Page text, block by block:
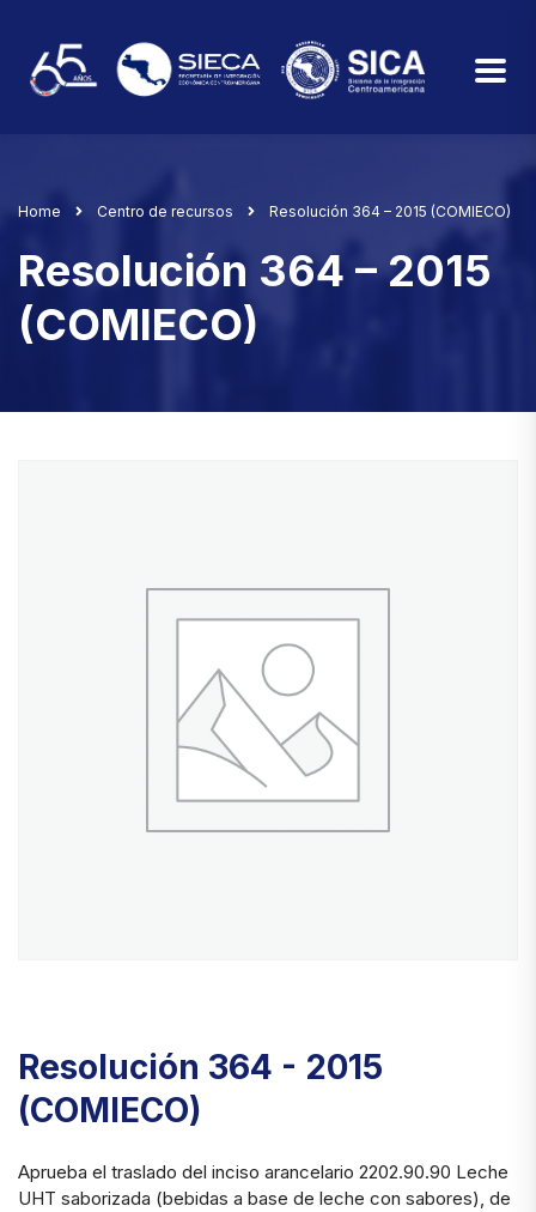
Home Centro de recursos Resolución 364 – 2015 (COMIECO)
Resolución 364 – 2015
(COMIECO)
Resolución 364 - 2015
(COMIECO)
Aprueba el traslado del inciso arancelario 2202.90.90 Leche
UHT saborizada (bebidas a base de leche con sabores), de